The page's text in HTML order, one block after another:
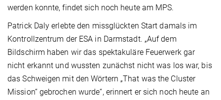
werden konnte, findet sich noch heute am MPS.
Patrick Daly erlebte den missglückten Start damals im
Kontrollzentrum der ESA in Darmstadt. „Auf dem
Bildschirm haben wir das spektakuläre Feuerwerk gar
nicht erkannt und wussten zunächst nicht was los war, bis
das Schweigen mit den Wörtern „That was the Cluster
Mission“ gebrochen wurde“, erinnert er sich noch heute an